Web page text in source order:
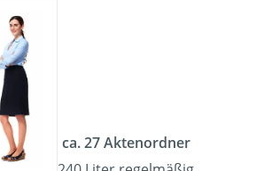
ca. 27 Aktenordner